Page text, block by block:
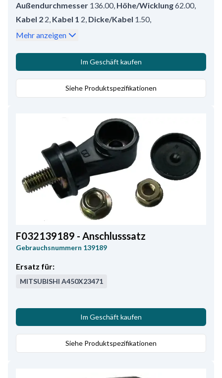
Außendurchmesser 136.00, Höhe/Wicklung62.00,
Kabel 2 2, Kabel 1 2, Dicke/Kabel 1.50,
Ständerwicklung
20.00
Mehr anzeigen
Im Geschäft kaufen
Siehe Produktspezifikationen
F032139189 - Anschlusssatz
Gebrauchsnummern 139189
Ersatz für:
MITSUBISHI A450X23471
Im Geschäft kaufen
Siehe Produktspezifikationen